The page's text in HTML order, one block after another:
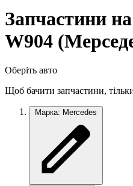
Запчастини
W904
Оберіть авто
Щоб бачити запчастини, тільки
Марка: Mercedes